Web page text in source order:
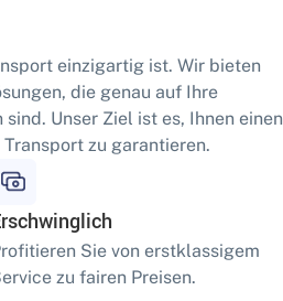
einzigartig ist. Wir bieten
die genau auf Ihre
Unser Ziel ist es, Ihnen einen
zu garantieren.
Sie von erstklassigem
zu fairen Preisen.